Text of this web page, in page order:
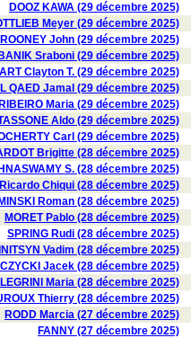
DOOZ KAWA (29 décembre 2025)
Meyer (29 décembre 2025)
John (29 décembre 2025)
BANIK Sraboni (29 décembre 2025)
Clayton T. (29 décembre 2025)
QAED Jamal (29 décembre 2025)
RIBEIRO Maria (29 décembre 2025)
Aldo (29 décembre 2025)
Carl (29 décembre 2025)
Brigitte (28 décembre 2025)
S. (28 décembre 2025)
Chiqui (28 décembre 2025)
Roman (28 décembre 2025)
MORET Pablo (28 décembre 2025)
SPRING Rudi (28 décembre 2025)
Vadim (28 décembre 2025)
Jacek (28 décembre 2025)
Maria (28 décembre 2025)
Thierry (28 décembre 2025)
RODD Marcia (27 décembre 2025)
FANNY (27 décembre 2025)